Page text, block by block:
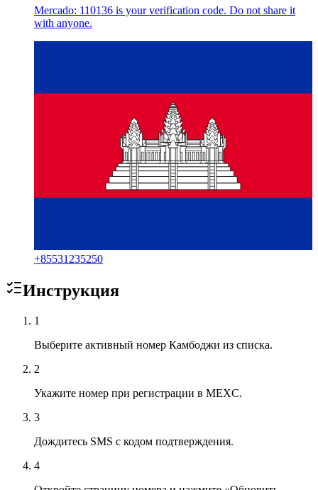
Mercado: 110136 is your verification code. Do not share it
with anyone.
+85531235250
Инструкция
1
Выберите активный номер Камбоджи из списка.
2
Укажите номер при регистрации в MEXC.
3
Дождитесь SMS с кодом подтверждения.
4